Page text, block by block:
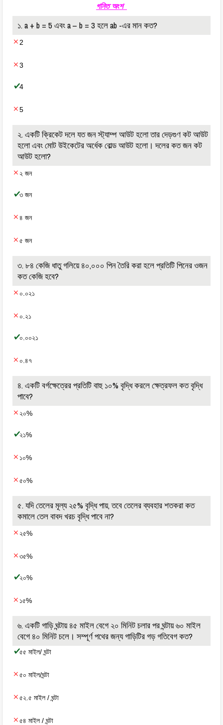
গনিত অংশ
১. a + b = 5 এবং a – b = 3 হলে ab -এর মান কত?
2
3
4
5
২. একটি ক্রিকেট দলে যত জন স্ট্যাম্প আউট হলো তার দেড়গুণ কট আউট
হলো এবং মোট উইকেটের অর্ধেক বোল্ড আউট হলো। দলের কত জন কট
আউট হলো?
২ জন
৩ জন
৪ জন
৫ জন
৩. ৮৪ কেজি ধাতু গলিয়ে ৪০,০০০ পিন তৈরি করা হলে প্রতিটি পিনের ওজন
কত কেজি হবে?
০.০২১
০.২১
০.০০২১
০.৪৭
৪. একটি বর্গক্ষেত্রের প্রতিটি বাহু ১০% বৃদ্ধি করলে ক্ষেত্রফল কত বৃদ্ধি
পাবে?
২০%
২১%
১০%
৫০%
৫. যদি তেলের মূল্য ২৫% বৃদ্ধি পায়, তবে তেলের ব্যবহার শতকরা কত
কমালে তেল বাবদ খরচ বৃদ্ধি পাবে না?
২৫%
৩৫%
২০%
১৫%
৬. একটি গাড়ি ঘন্টায় ৪৫ মাইল বেগে ২০ মিনিট চলার পর ঘন্টায় ৬০ মাইল
বেগে ৪০ মিনিট চলে। সম্পূর্ণ পথের জন্য গাড়িটির গড় গতিবেগ কত?
৫৫ মাইল/ ঘন্টা
৫০ মাইল/ঘন্টা
৫২.৫ মাইল / ঘন্টা
৫৪ মাইল / ঘন্টা